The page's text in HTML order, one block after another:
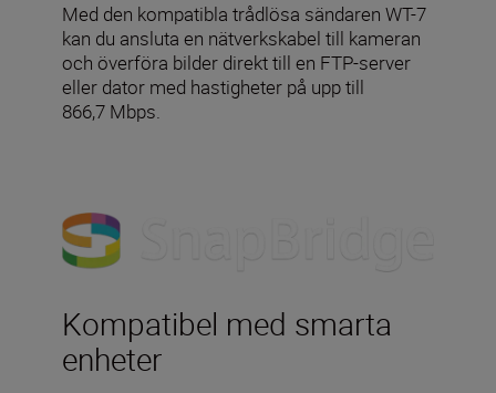
Med den kompatibla trådlösa sändaren WT-7
kan du ansluta en nätverkskabel till kameran
och överföra bilder direkt till en FTP-server
eller dator med hastigheter på upp till
866,7 Mbps.
Kompatibel med smarta
enheter